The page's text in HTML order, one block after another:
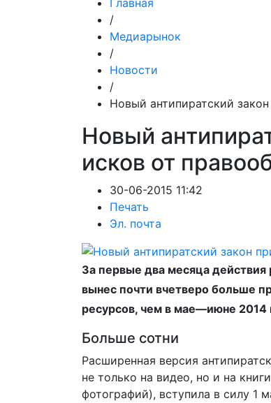
Главная
/
Медиарынок
/
Новости
/
Новый антипиратский
Новый
исков от
30-06-2015 11:42
Печать
Эл. почта
За первые два месяца действия
вынес почти вчетверо больше
ресурсов, чем в мае—июне 2014
Больше сотни​
Расширенная версия
не только на видео, но и на
фотографий), вступила в силу 1